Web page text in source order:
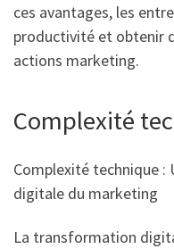
ces avantages, les
productivité et obtenir
actions marketing.
Complexité
Complexité technique
digitale du marketing
La transformation